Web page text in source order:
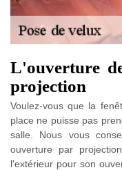
L'ouverture
projection
Voulez-vous que la
place ne puisse pas
salle. Nous vous
ouverture par
l'extérieur pour son